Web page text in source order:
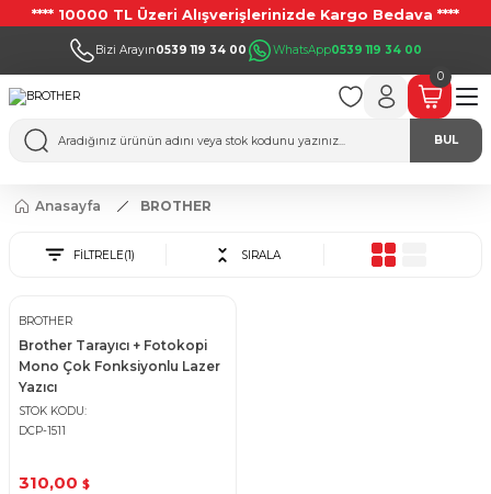
**** 10000 TL Üzeri Alışverişlerinizde Kargo Bedava ****
Bizi Arayın0539 119 34 00 WhatsApp0539 119 34 00
BUL
0
Anasayfa BROTHER
FİLTRELE(1) SIRALA
BROTHER
Brother Tarayıcı + Fotokopi
Mono Çok Fonksiyonlu Lazer
Yazıcı
STOK KODU
DCP-1511
310,00 $